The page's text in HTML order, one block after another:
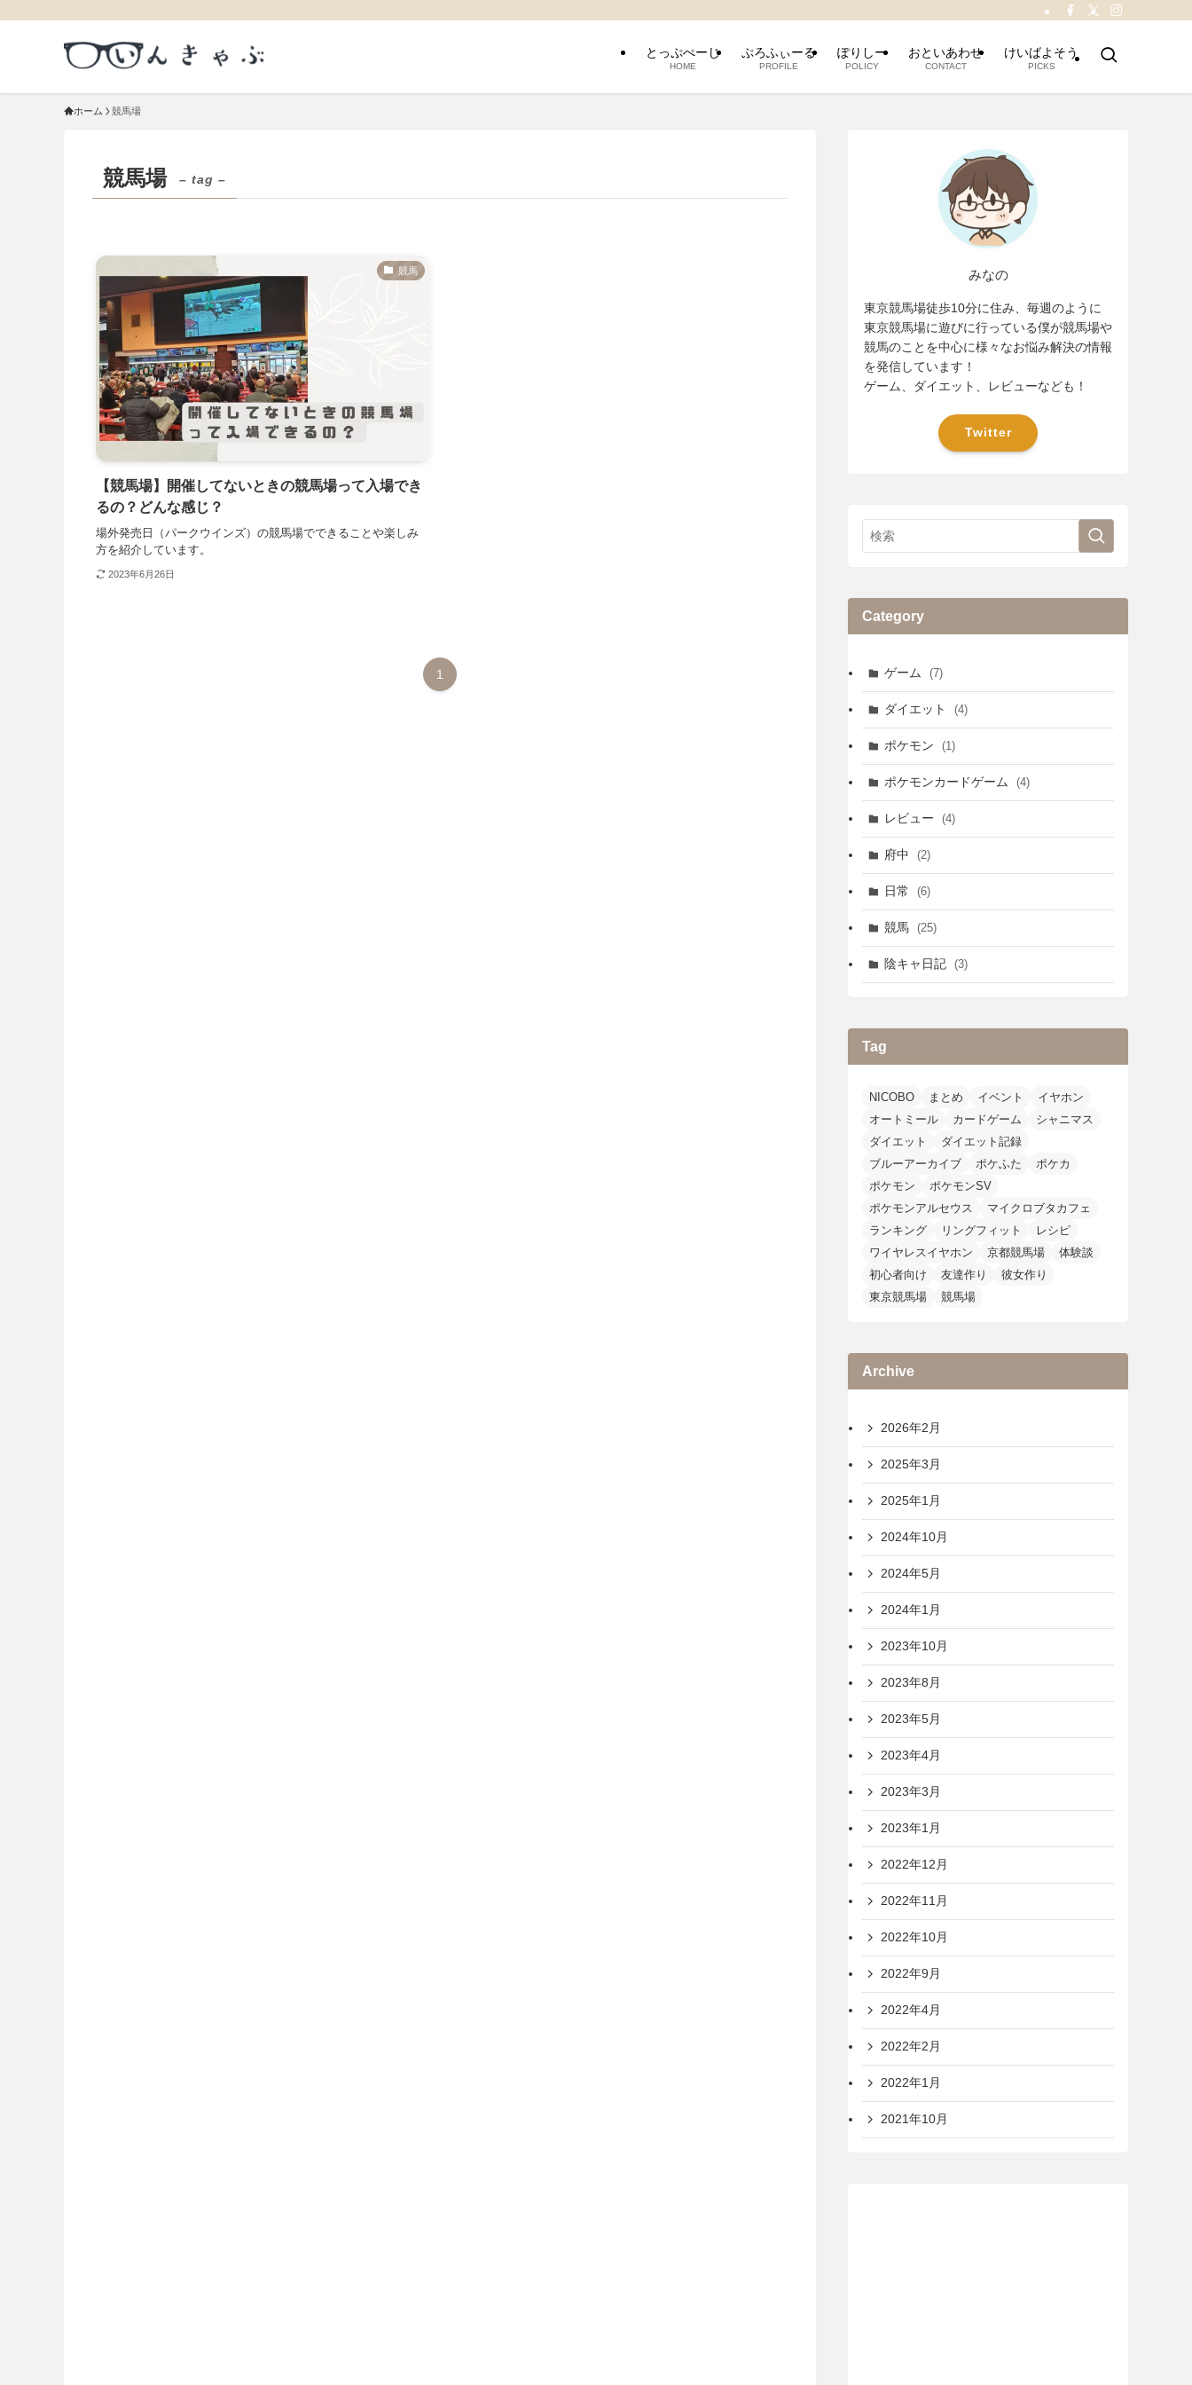
とっぷぺーじ
HOME
ぷろふぃーる
PROFILE
ぽりしー
POLICY
おといあわせ
CONTACT
けいばよそう
PICKS
ホーム 競馬場
競馬場 – tag –
競馬
【競馬場】開催してないときの競馬場って入場でき
るの？どんな感じ？
場外発売日（パークウインズ）の競馬場でできることや楽しみ
方を紹介しています。
2023年6月26日
1
みなの
東京競馬場徒歩10分に住み、毎週のように
東京競馬場に遊びに行っている僕が競馬場や
競馬のことを中心に様々なお悩み解決の情報
を発信しています！
ゲーム、ダイエット、レビューなども！
Twitter
Category
ゲーム (7)
ダイエット (4)
ポケモン (1)
ポケモンカードゲーム (4)
レビュー (4)
府中 (2)
日常 (6)
競馬 (25)
陰キャ日記 (3)
Tag
NICOBO まとめ イベント
イヤホン
オートミール
カードゲーム
シャニマス
ダイエット
ダイエット記録
ブルーアーカイブ
ポケふた
ポケカ
ポケモン
ポケモンSV
ポケモンアルセウス
マイクロブタカフェ
ランキング
リングフィット
レシピ
ワイヤレスイヤホン
京都競馬場
体験談
初心者向け
友達作り
彼女作り
東京競馬場
競馬場
Archive
2026年2月
2025年3月
2025年1月
2024年10月
2024年5月
2024年1月
2023年10月
2023年8月
2023年5月
2023年4月
2023年3月
2023年1月
2022年12月
2022年11月
2022年10月
2022年9月
2022年4月
2022年2月
2022年1月
2021年10月